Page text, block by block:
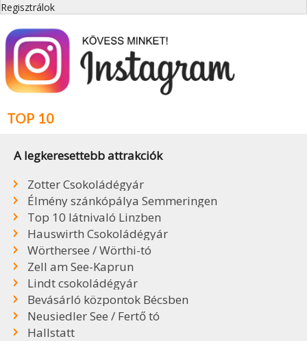
Regisztrálok
TOP 10
A legkeresettebb attrakciók
Zotter Csokoládégyár
Élmény szánkópálya Semmeringen
Top 10 látnivaló Linzben
Hauswirth Csokoládégyár
Wörthersee / Wörthi-tó
Zell am See-Kaprun
Lindt csokoládégyár
Bevásárló központok Bécsben
Neusiedler See / Fertő tó
Hallstatt